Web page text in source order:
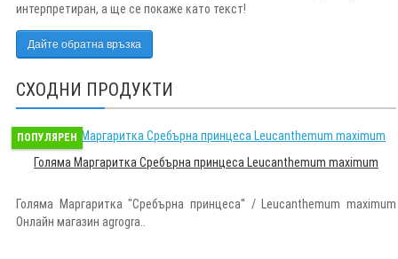
интерпретиран, а ще се покаже като текст!
Дайте обратна връзка
СХОДНИ ПРОДУКТИ
ПОПУЛЯРЕН
Голяма Маргаритка Сребърна принцеса Leucanthemum maximum
Голяма Маргаритка "Сребърна принцеса'' / Leucanthemum maximum
Онлайн магазин agrogra..